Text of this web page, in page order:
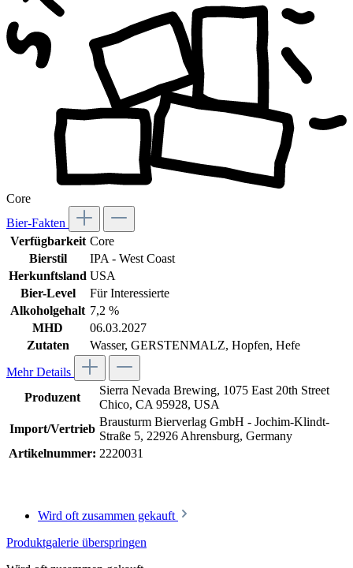
Core
Bier-Fakten
Verfügbarkeit Core
Bierstil
IPA - West Coast
Herkunftsland USA
Bier-Level
Für Interessierte
Alkoholgehalt 7,2 %
MHD
06.03.2027
Zutaten
Wasser, GERSTENMALZ, Hopfen, Hefe
Mehr Details
Produzent
Sierra Nevada Brewing, 1075 East 20th Street
Chico, CA 95928, USA
Import/Vertrieb
Brausturm Bierverlag GmbH - Jochim-Klindt-
Straße 5, 22926 Ahrensburg, Germany
Artikelnummer: 2220031
Wird oft zusammen gekauft
Produktgalerie überspringen